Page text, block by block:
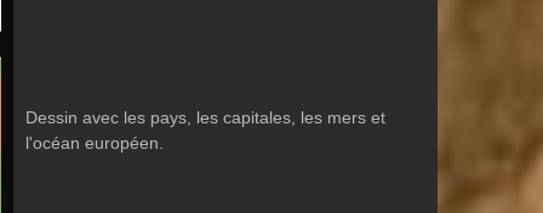
Dessin avec les pays, les capitales, les mers et
l'océan européen.